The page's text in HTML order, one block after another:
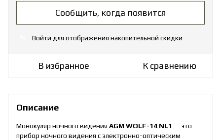
Сообщить, когда появится
Войти для отображения накопительной скидки
В избранное К сравнению
Описание
Монокуляр ночного видения AGM WOLF-14 NL1 — это
прибор ночного видения с электронно-оптическим